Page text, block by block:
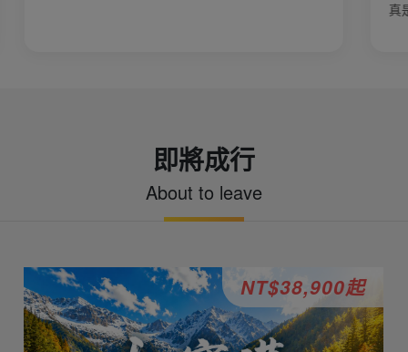
即將成行
About to leave
NT$38,900起